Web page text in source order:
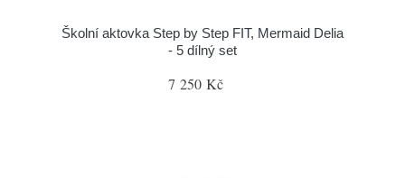
Školní aktovka Step by Step FIT, Mermaid Delia
- 5 dílný set
7 250 Kč